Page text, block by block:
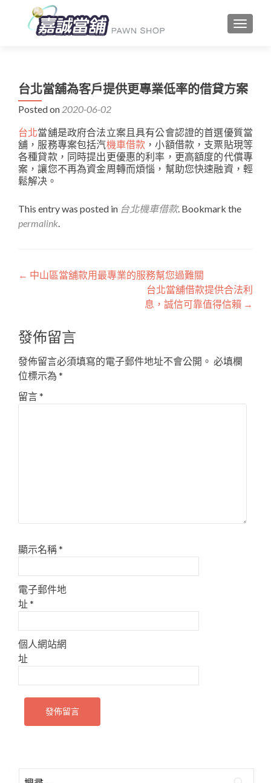
台北當舖為客戶提供更專業低率的借貸方案
Posted on 2020-06-02
台北當舖是政府合法立案且具有公會認證的首選優質當
舖，服務專案包括汽機車借款 ，小額借款，支票貼現等
各種貸款，同時提出更優惠的利率，更高額度的代償專
案，讓您不再為資金周轉而煩惱，幫助您快速融資，輕
鬆解决。
This entry was posted in 台北機車借款. Bookmark the
permalink.
文
覽
← 中山區當舖款用最專業的服務幫您過難關
台北當舖借款提供合法利
息，誠信可靠值得信賴 →
發佈留言
發佈留言必須填寫的電子郵件地址不會公開。 必填欄
位標示為 *
留言*
顯示名稱*
電子郵件地
址*
個人網站網
址